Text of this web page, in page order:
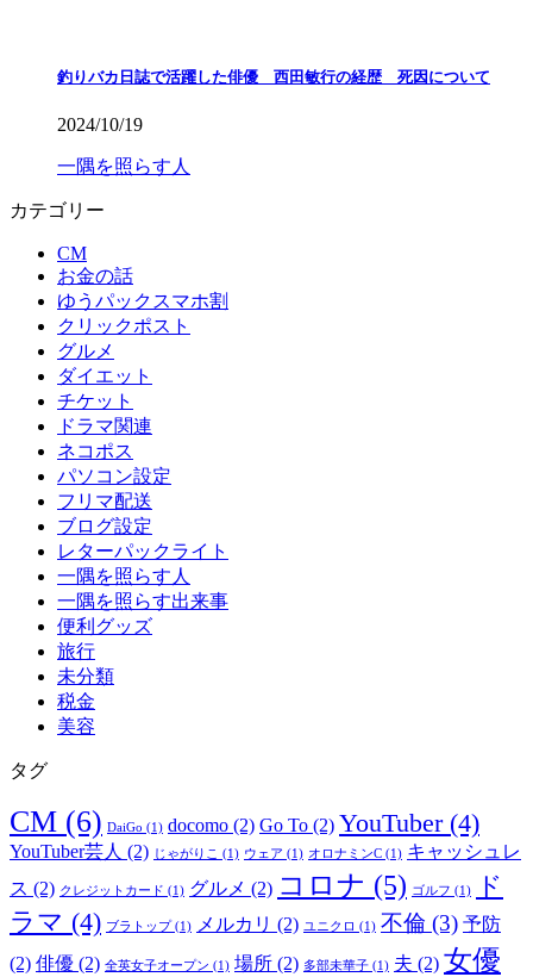
釣りバカ日誌で活躍した俳優 西田敏行の経歴 死因について
2024/10/19
一隅を照らす人
カテゴリー
CM
お金の話
ゆうパックスマホ割
クリックポスト
グルメ
ダイエット
チケット
ドラマ関連
ネコポス
パソコン設定
フリマ配送
ブログ設定
レターパックライト
一隅を照らす人
一隅を照らす出来事
便利グッズ
旅行
未分類
税金
美容
タグ
CM (6) DaiGo (1) docomo (2) Go To (2) YouTuber(4)
YouTuber芸人 (2) じゃがりこ (1) ウェア (1) オロナミンC (1) キャッシュレ
ス (2) クレジットカード (1) グルメ (2) コロナ (5) ゴルフ (1)
ド
ラマ (4) ブラトップ(1) メルカリ (2) ユニクロ (1) 不倫 (3) 予防
(2) 俳優 (2) 全英女子オープン (1) 場所 (2) 多部未華子 (1) 夫 (2) 女優